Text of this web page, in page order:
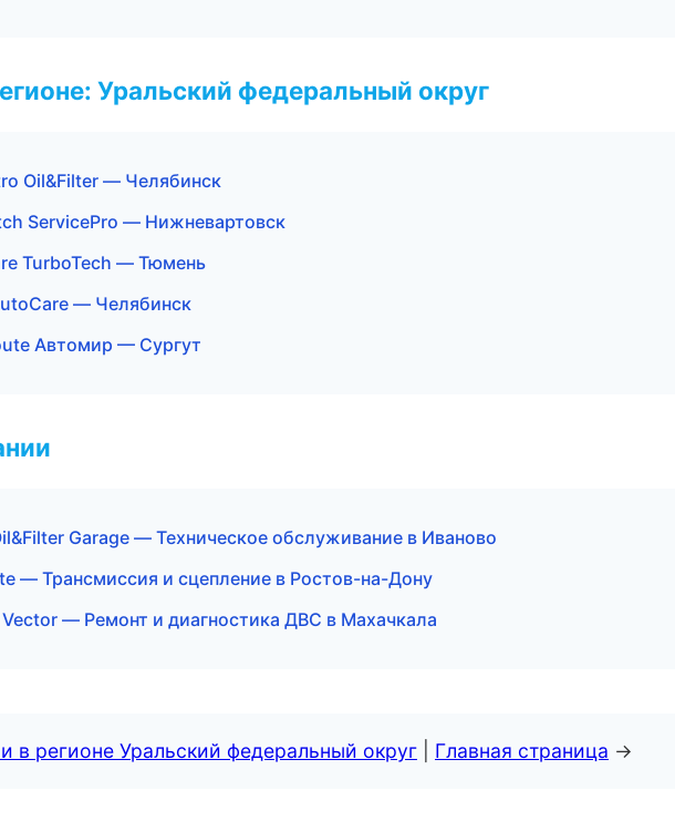
Уральский федеральный округ
Oil&Filter — Челябинск
ServicePro — Нижневартовск
TurboTech — Тюмень
— Челябинск
Автомир — Сургут
Garage — Техническое обслуживание в Иваново
— Трансмиссия и сцепление в Ростов-на-Дону
Vector — Ремонт и диагностика ДВС в Махачкала
в регионе Уральский федеральный округ Главная страница →